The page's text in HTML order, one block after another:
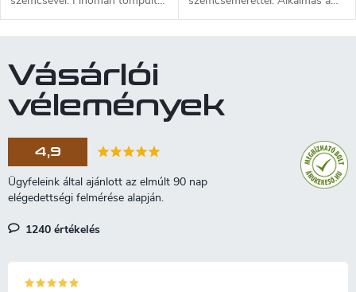
pengék élezésére alkalmas.
kés éleinek borotvaélesre
Vásárlói
vélemények
4,9
1240 értékelés